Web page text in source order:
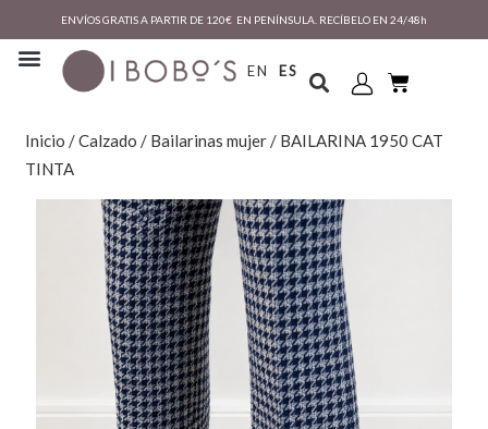
ENVÍOS GRATIS A PARTIR DE 120€ EN PENÍNSULA. RECÍBELO EN 24/48h
EN ES
Inicio /Calzado / Bailarinas mujer/ BAILARINA 1950 CAT
TINTA